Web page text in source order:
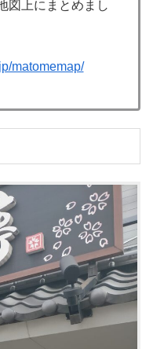
図上にまとめまし
matomemap/